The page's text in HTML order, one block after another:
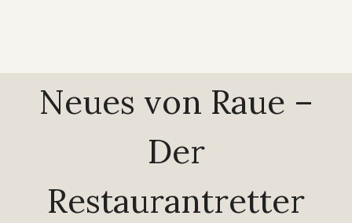
Neues von Raue –
Der
Restaurantretter